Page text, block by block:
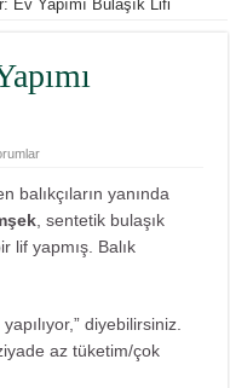
Ev Yapımı Bulaşık Lifi
yanında
, sentetik bulaşık
lif yapmış. Balık
diyebilirsiniz.
az tüketim/çok